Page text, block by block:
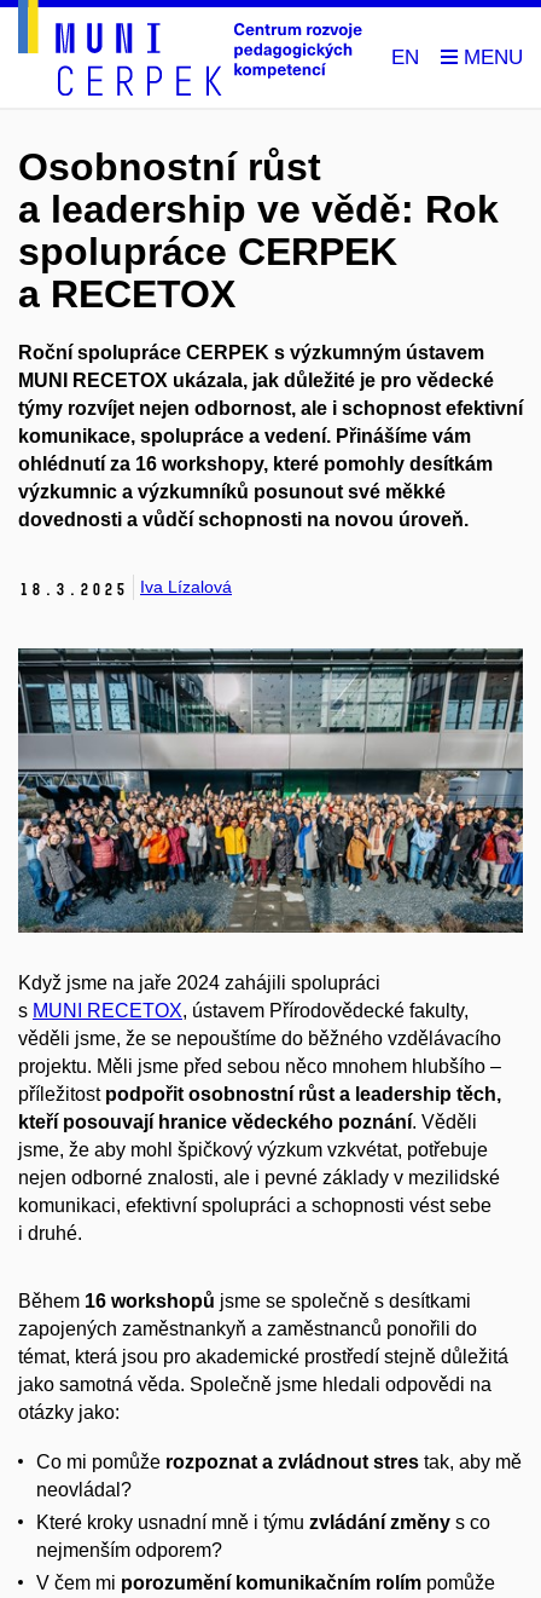
EN
Osobnostní růst
a leadership ve vědě: Rok
spolupráce CERPEK
a RECETOX
Roční spolupráce CERPEK s výzkumným ústavem
MUNI RECETOX ukázala, jak důležité je pro vědecké
týmy rozvíjet nejen odbornost, ale i schopnost efektivní
komunikace, spolupráce a vedení. Přinášíme vám
ohlédnutí za 16 workshopy, které pomohly desítkám
výzkumnic a výzkumníků posunout své měkké
dovednosti a vůdčí schopnosti na novou úroveň.
18. 3. 2025 Iva Lízalová
Když jsme na jaře 2024 zahájili spolupráci
s MUNI RECETOX, ústavem Přírodovědecké fakulty,
věděli jsme, že se nepouštíme do běžného vzdělávacího
projektu. Měli jsme před sebou něco mnohem hlubšího –
příležitost podpořit osobnostní růst a leadership těch,
kteří posouvají hranice vědeckého poznání. Věděli
jsme, že aby mohl špičkový výzkum vzkvétat, potřebuje
nejen odborné znalosti, ale i pevné základy v mezilidské
komunikaci, efektivní spolupráci a schopnosti vést sebe
i druhé.
Během 16 workshopů jsme se společně s desítkami
zapojených zaměstnankyň a zaměstnanců ponořili do
témat, která jsou pro akademické prostředí stejně důležitá
jako samotná věda. Společně jsme hledali odpovědi na
otázky jako:
Co mi pomůže rozpoznat a zvládnout stres tak, aby mě
neovládal?
Které kroky usnadní mně i týmu zvládání změny s co
nejmenším odporem?
V čem mi porozumění komunikačním rolím pomůže